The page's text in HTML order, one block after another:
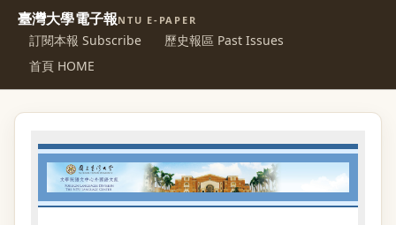
臺灣大學電子報NTU E-PAPER
訂閱本報 Subscribe
歷史報區 Past Issues
首頁 HOME